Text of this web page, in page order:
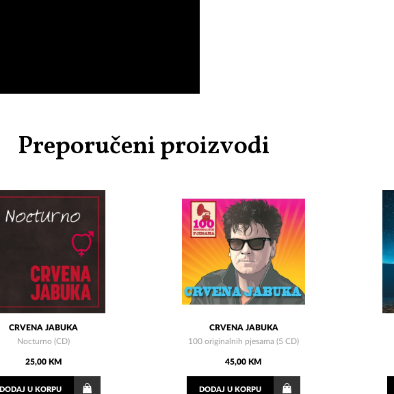
Preporučeni proizvodi
CRVENA JABUKA
Nocturno (CD)
25,00 KM
DODAJU KORPU
CRVENA JABUKA
100 originalnih pjesama (5 CD)
45,00 KM
DODAJ U KORPU